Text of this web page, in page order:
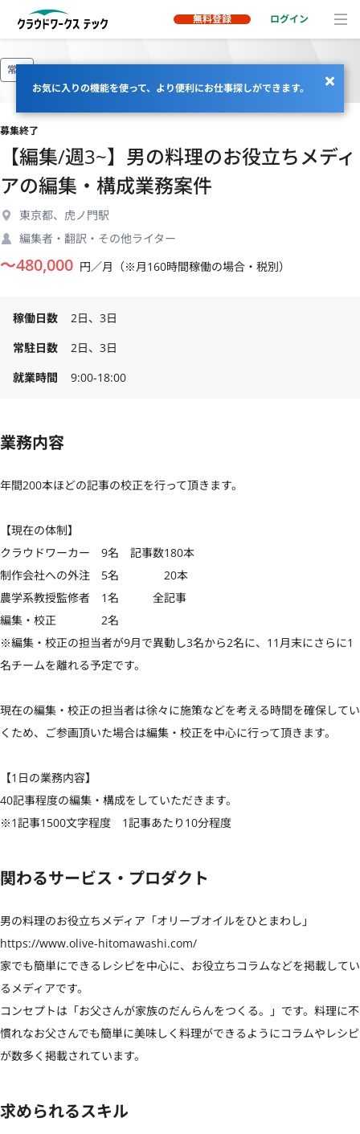
無料登録 ログイン
お気に入りの機能を使って、より便利にお仕事探しができます。
常駐
募集終了
【編集/週3~】男の料理のお役立ちメディ
アの編集・構成業務案件
東京都、虎ノ門駅
編集者・翻訳・その他ライター
〜480,000 円／月（※月160時間稼働の場合・税別）
稼働日数
2日、3日
常駐日数
2日、3日
就業時間
9:00-18:00
業務内容
年間200本ほどの記事の校正を行って頂きます。
【現在の体制】
クラウドワーカー　9名　記事数180本
制作会社への外注　5名　　　　20本
農学系教授監修者　1名　　　全記事
編集・校正　　　　2名
※編集・校正の担当者が9月で異動し3名から2名に、11月末にさらに1
名チームを離れる予定です。
現在の編集・校正の担当者は徐々に施策などを考える時間を確保してい
くため、ご参画頂いた場合は編集・校正を中心に行って頂きます。
【1日の業務内容】
40記事程度の編集・構成をしていただきます。
※1記事1500文字程度　1記事あたり10分程度
関わるサービス・プロダクト
男の料理のお役立ちメディア「オリーブオイルをひとまわし」
https://www.olive-hitomawashi.com/
家でも簡単にできるレシピを中心に、お役立ちコラムなどを掲載してい
るメディアです。
コンセプトは「お父さんが家族のだんらんをつくる。」です。料理に不
慣れなお父さんでも簡単に美味しく料理ができるようにコラムやレシピ
が数多く掲載されています。
求められるスキル